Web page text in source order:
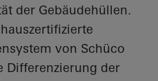
der Gebäudehüllen.
von Schüco
Differenzierung der